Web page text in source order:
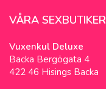
VÅRA SEXBUTIKER
Vuxenkul Deluxe
Backa Bergögata 4
422 46 Hisings Backa